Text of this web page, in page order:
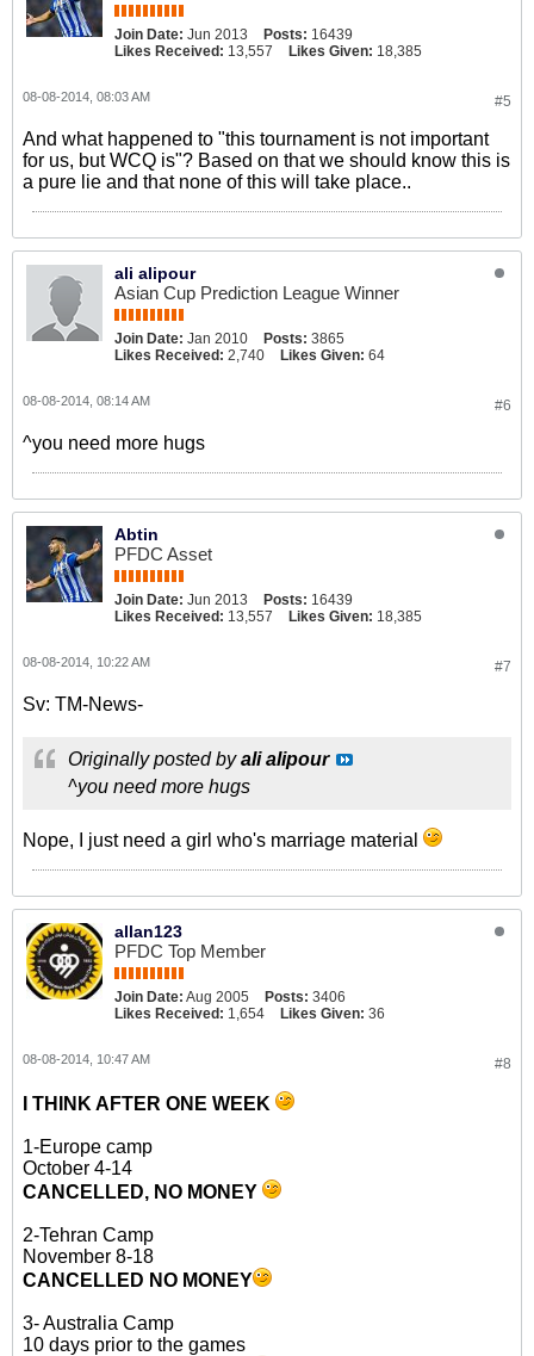
Join Date: Jun 2013 Posts: 16439
Likes Received: 13,557 Likes Given: 18,385
#5
08-08-2014, 08:03 AM
And what happened to "this tournament is not important
for us, but WCQ is"? Based on that we should know this is
a pure lie and that none of this will take place..
ali alipour
Asian Cup Prediction League Winner
Join Date: Jan 2010 Posts: 3865
Likes Received: 2,740 Likes Given: 64
#6
08-08-2014, 08:14 AM
^you need more hugs
Abtin
PFDC Asset
Join Date: Jun 2013 Posts: 16439
Likes Received: 13,557 Likes Given: 18,385
#7
08-08-2014, 10:22 AM
Sv: TM-News-
Originally posted byali alipour
^you need more hugs
Nope, I just need a girl who's marriage material
allan123
PFDC Top Member
Join Date: Aug 2005 Posts: 3406
Likes Received: 1,654 Likes Given: 36
#8
08-08-2014, 10:47 AM
I THINK AFTER ONE WEEK
1-Europe camp
October 4-14
CANCELLED, NO MONEY
2-Tehran Camp
November 8-18
CANCELLED NO MONEY
3- Australia Camp
10 days prior to the games